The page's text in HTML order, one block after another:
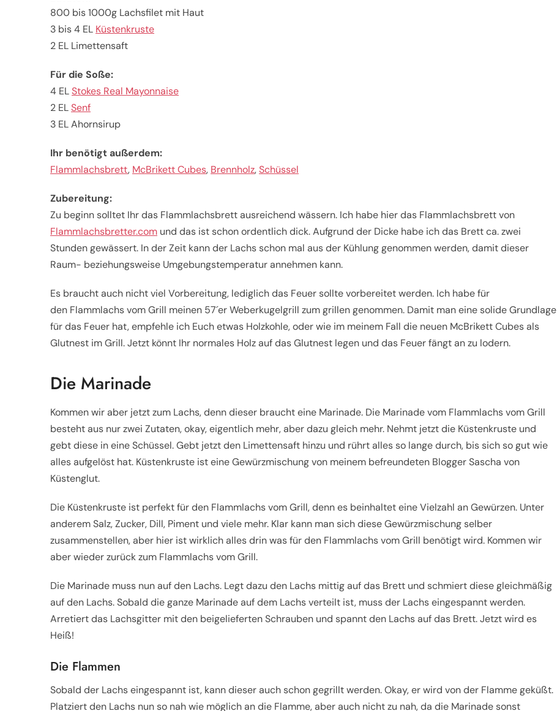
800 bis 1000g Lachsfilet mit Haut
3 bis 4 EL Küstenkruste
2 EL Limettensaft
Für die Soße:
4 ELStokes Real Mayonnaise
2 ELSenf
3 EL Ahornsirup
Ihr benötigt außerdem:
Flammlachsbrett, McBrikett Cubes, Brennholz,Schüssel
Zubereitung:
Zu beginn solltet Ihr das Flammlachsbrett ausreichend wässern. Ich habe hier das Flammlachsbrett von
Flammlachsbretter.com und das ist schon ordentlich dick. Aufgrund der Dicke habe ich das Brett ca. zwei
Stunden gewässert. In der Zeit kann der Lachs schon mal aus der Kühlung genommen werden, damit dieser
Raum- beziehungsweise Umgebungstemperatur annehmen kann.
Es braucht auch nicht viel Vorbereitung, lediglich das Feuer sollte vorbereitet werden. Ich habe für
den Flammlachs vom Grill meinen 57´er Weberkugelgrill zum grillen genommen. Damit man eine solide Grundlage
für das Feuer hat, empfehle ich Euch etwas Holzkohle, oder wie im meinem Fall die neuen McBrikett Cubes als
Glutnest im Grill. Jetzt könnt Ihr normales Holz auf das Glutnest legen und das Feuer fängt an zu lodern.
Die Marinade
Kommen wir aber jetzt zum Lachs, denn dieser braucht eine Marinade. Die Marinade vom Flammlachs vom Grill
besteht aus nur zwei Zutaten, okay, eigentlich mehr, aber dazu gleich mehr. Nehmt jetzt die Küstenkruste und
gebt diese in eine Schüssel. Gebt jetzt den Limettensaft hinzu und rührt alles so lange durch, bis sich so gut wie
alles aufgelöst hat. Küstenkruste ist eine Gewürzmischung von meinem befreundeten Blogger Sascha von
Küstenglut.
Die Küstenkruste ist perfekt für den Flammlachs vom Grill, denn es beinhaltet eine Vielzahl an Gewürzen. Unter
anderem Salz, Zucker, Dill, Piment und viele mehr. Klar kann man sich diese Gewürzmischung selber
zusammenstellen, aber hier ist wirklich alles drin was für den Flammlachs vom Grill benötigt wird. Kommen wir
aber wieder zurück zum Flammlachs vom Grill.
Die Marinade muss nun auf den Lachs. Legt dazu den Lachs mittig auf das Brett und schmiert diese gleichmäßig
auf den Lachs. Sobald die ganze Marinade auf dem Lachs verteilt ist, muss der Lachs eingespannt werden.
Arretiert das Lachsgitter mit den beigelieferten Schrauben und spannt den Lachs auf das Brett. Jetzt wird es
Heiß!
Die Flammen
Sobald der Lachs eingespannt ist, kann dieser auch schon gegrillt werden. Okay, er wird von der Flamme geküßt.
Platziert den Lachs nun so nah wie möglich an die Flamme, aber auch nicht zu nah, da die Marinade sonst